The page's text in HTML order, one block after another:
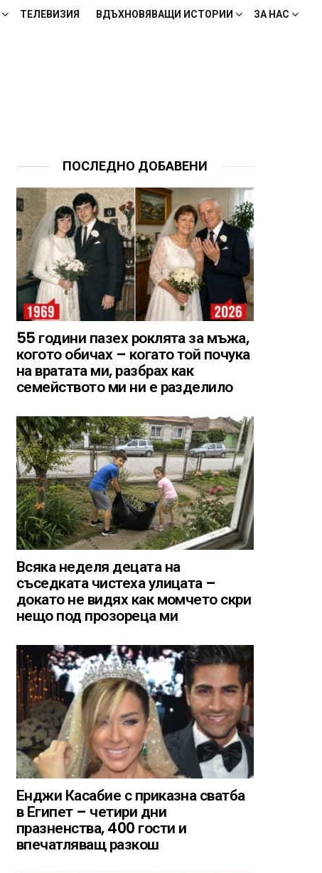
ТЕЛЕВИЗИЯ ВДЪХНОВЯВАЩИ ИСТОРИИ ЗА НАС
ПОСЛЕДНО ДОБАВЕНИ
55 години пазех роклята за мъжа,
когото обичах – когато той почука
на вратата ми, разбрах как
семейството ми ни е разделило
Всяка неделя децата на
съседката чистеха улицата –
докато не видях как момчето скри
нещо под прозореца ми
Енджи Касабие с приказна сватба
в Египет – четири дни
празненства, 400 гости и
впечатляващ разкош